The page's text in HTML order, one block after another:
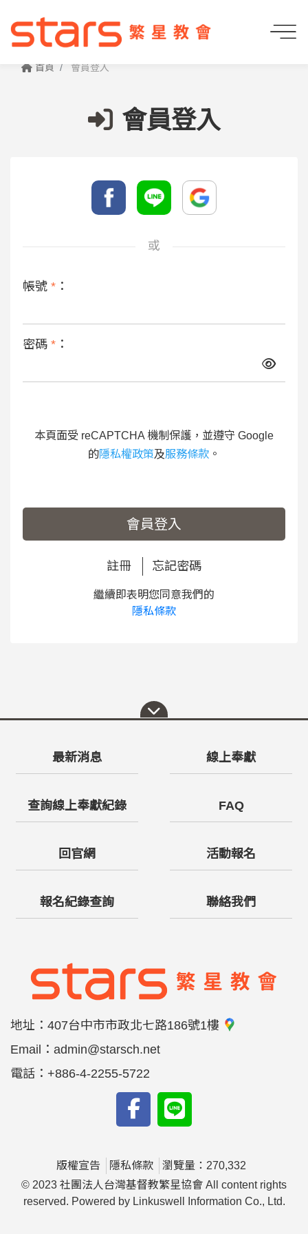
首頁 會員登入
會員登入
或
帳號 * ：
密碼 * ：
本頁面受 reCAPTCHA 機制保護，並遵守 Google
的隱私權政策及服務條款 。
會員登入
註冊 忘記密碼
繼續即表明您同意我們的
隱私條款
最新消息 線上奉獻
查詢線上奉獻紀錄 FAQ
回官網 活動報名
報名紀錄查詢 聯絡我們
地址： 407台中市市政北七路186號1樓
Email： admin@starsch.net
電話： +886-4-2255-5722
版權宣告 隱私條款
瀏覽量：270,332
© 2023 社團法人台灣基督教繁星協會 All content rights
reserved. Powered by Linkuswell Information Co., Ltd.